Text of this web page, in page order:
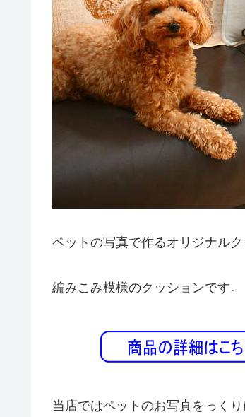
ペットの写真で作るオリジナルク
編みこみ模様のクッションです。
当店ではペットのお写真をっく